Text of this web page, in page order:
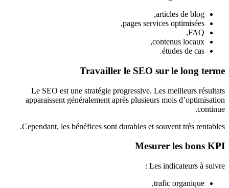
articles de blog,
pages services optimisées,
FAQ,
contenus locaux,
études de cas.
Travailler le SEO sur le long terme
Le SEO est une stratégie progressive. Les meilleurs résultats
apparaissent généralement après plusieurs mois d’optimisation
continue.
Cependant, les bénéfices sont durables et souvent très rentables.
Mesurer les bons KPI
Les indicateurs à suivre :
trafic organique,